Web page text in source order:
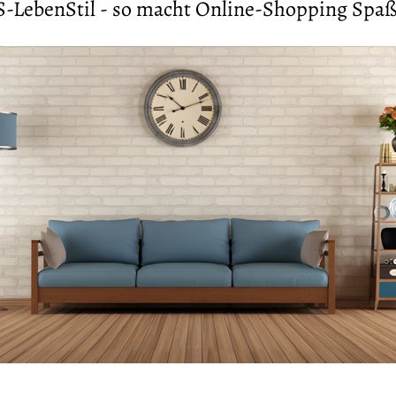
LebenStil - so macht Online-Shopping